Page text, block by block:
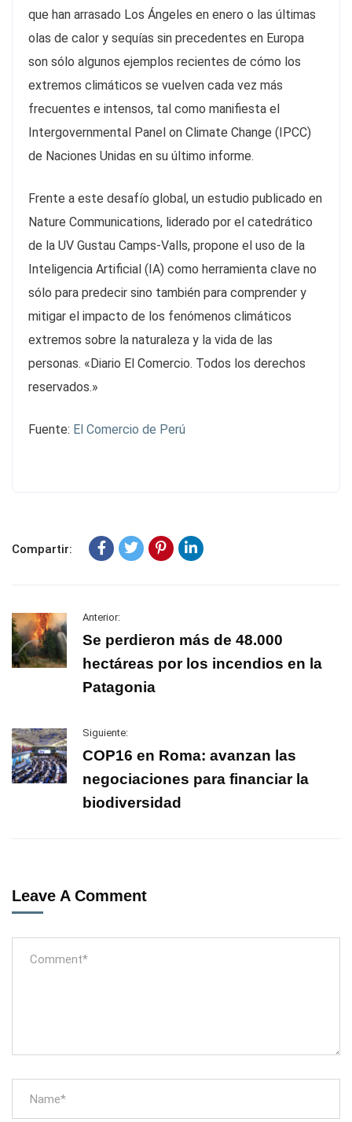
que han arrasado Los Ángeles en enero o las últimas
olas de calor y sequías sin precedentes en Europa
son sólo algunos ejemplos recientes de cómo los
extremos climáticos se vuelven cada vez más
frecuentes e intensos, tal como manifiesta el
Intergovernmental Panel on Climate Change (IPCC)
de Naciones Unidas en su último informe.
Frente a este desafío global, un estudio publicado en
Nature Communications, liderado por el catedrático
de la UV Gustau Camps-Valls, propone el uso de la
Inteligencia Artificial (IA) como herramienta clave no
sólo para predecir sino también para comprender y
mitigar el impacto de los fenómenos climáticos
extremos sobre la naturaleza y la vida de las
personas. «Diario El Comercio. Todos los derechos
reservados.»
Fuente: El Comercio de Perú
Compartir:
Anterior:
Se perdieron más de 48.000
hectáreas por los incendios en la
Patagonia
Siguiente:
COP16 en Roma: avanzan las
negociaciones para financiar la
biodiversidad
Leave A Comment